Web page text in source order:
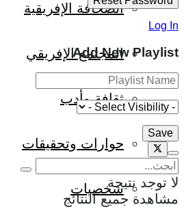
الصحافة الإفريقية
المجتمع الإفريقي
ثقافة وأدب
حوارات وتحقيقات
شخصيات
Log In
Add New Playlist
لا توجد نتيجة
مشاهدة جميع النتائج